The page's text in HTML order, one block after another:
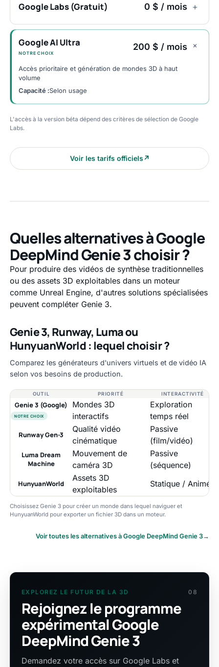
Google Labs (Gratuit) 0 $ / mois +
Google AI Ultra
NOTRE CHOIX
200 $ / mois +
Accès prioritaire et génération de mondes 3D à haut
volume
Capacité :Selon usage
L'accès à la version béta dépend des critères de sélection de Google
Labs.
Voir les tarifs officiels↗
Quelles alternatives à Google
DeepMind Genie 3 choisir ?
Pour produire des vidéos de synthèse traditionnelles
ou des assets 3D exploitables dans un moteur
comme Unreal Engine, d'autres solutions spécialisées
peuvent compléter Genie 3.
Genie 3, Runway, Luma ou
HunyuanWorld : lequel choisir ?
Comparez les générateurs d'univers virtuels et de vidéo IA
selon vos besoins de production.
OUTIL PRIORITÉ INTERACTIVITÉ
Genie 3 (Google)
NOTRE CHOIX
Mondes 3D
interactifs
Exploration
temps réel
Runway Gen-3
Qualité vidéo
cinématique
Passive
(film/vidéo)
Luma Dream
Machine
Mouvement de
caméra 3D
Passive
(séquence)
HunyuanWorld
Assets 3D
exploitables
Statique / Animé
Choisissez Genie 3 pour créer un monde dans lequel naviguer et
HunyuanWorld pour exporter un fichier 3D dans un moteur.
Voir toutes les alternatives à Google DeepMind Genie 3→
EXPLOREZ LE FUTUR DE LA 3D 08
Rejoignez le programme
expérimental Google
DeepMind Genie 3
Demandez votre accès sur Google Labs et